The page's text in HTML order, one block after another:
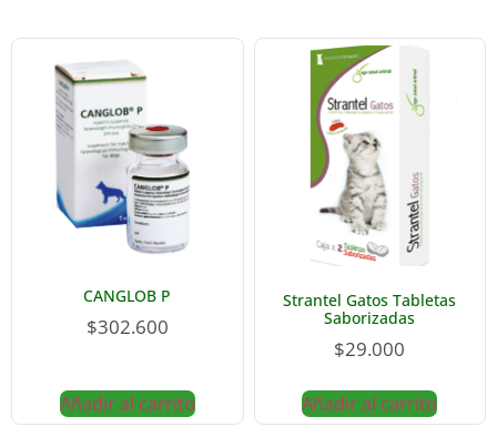
CANGLOB P
$302.600
Añadir al carrito
Strantel Gatos Tabletas
Saborizadas
$29.000
Añadir al carrito